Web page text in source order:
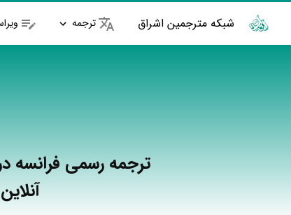
شبکه مترجمین اشراق ترجمه
ترجمه رسمی فرانسه
آنلاین